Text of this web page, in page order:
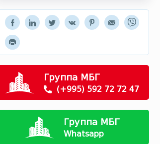
Группа МБГ
(+995) 592 72 72 47
Группа МБГ
Whatsapp